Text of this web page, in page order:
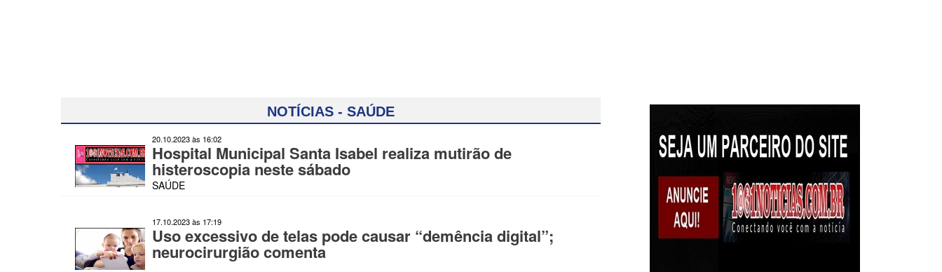
NOTÍCIAS - SAÚDE
20.10.2023 às 16:02
Hospital Municipal Santa Isabel realiza mutirão de
histeroscopia neste sábado
SAÚDE
17.10.2023 às 17:19
Uso excessivo de telas pode causar “demência digital”;
neurocirurgião comenta